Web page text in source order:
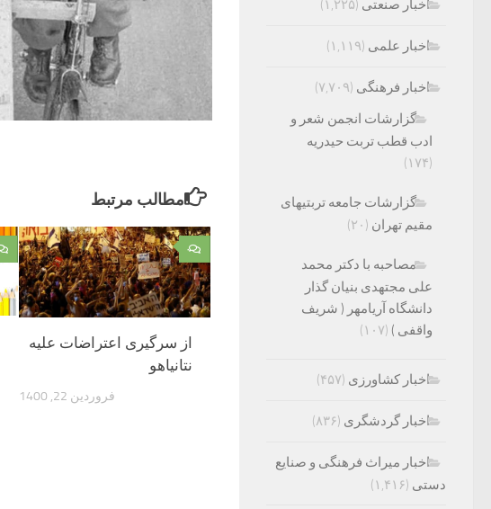
مطالب مرتبط
۰
از سرگیری اعتراضات علیه
نتانیاهو
فروردین 22, 1400
اخبار صنعتی (۱,۲۲۵)
اخبار علمی (۱,۱۱۹)
اخبار فرهنگی (۷,۷۰۹)
گزارشات انجمن شعر و
ادب قطب تربت حیدریه
(۱۷۴)
گزارشات جامعه تربتیهای
مقیم تهران (۲۰)
مصاحبه با دکتر محمد
علی مجتهدی بنیان گذار
دانشگاه آریامهر ( شریف
واقفی ) (۱۰۷)
اخبار کشاورزی (۴۵۷)
اخبار گردشگری (۸۳۶)
اخبار میراث فرهنگی و صنایع
دستی (۱,۴۱۶)